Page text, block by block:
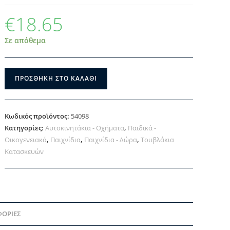
€18.65
Σε απόθεμα
ΠΡΟΣΘΉΚΗ ΣΤΟ ΚΑΛΆΘΙ
Κωδικός προϊόντος: 54098
Κατηγορίες:Αυτοκινητάκια - Οχήματα, Παιδικά -
Οικογενειακά, Παιχνίδια, Παιχνίδια - Δώρα,Τουβλάκια
Κατασκευών